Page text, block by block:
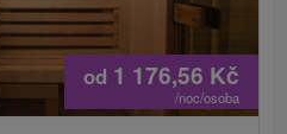
od 1 176,56 Kč
/noc/osoba